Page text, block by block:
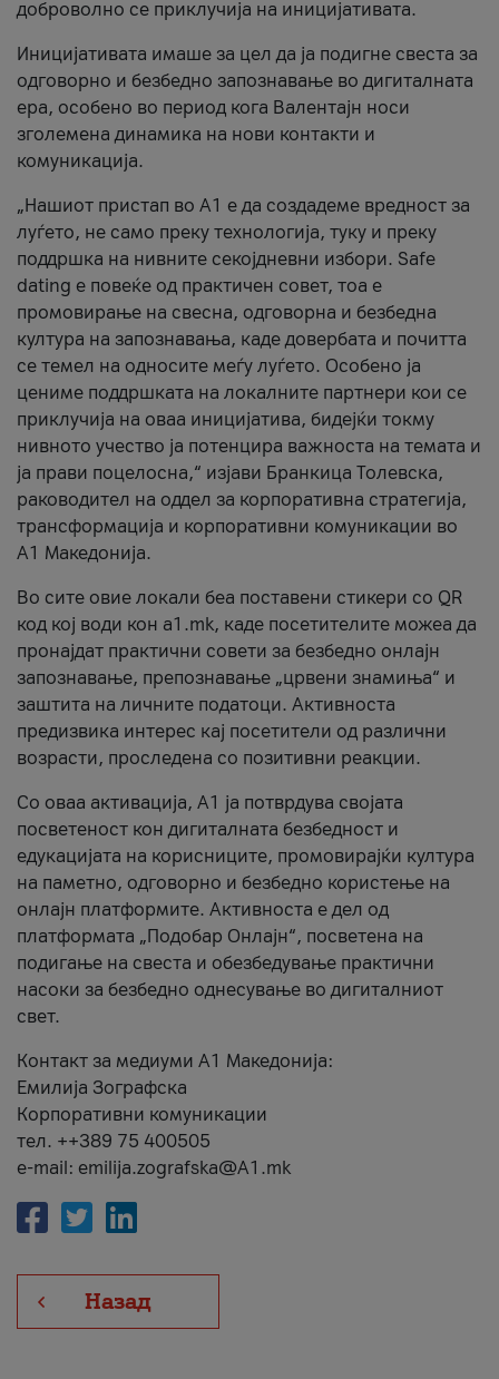
доброволно се приклучија на иницијативата.
Иницијативата имаше за цел да ја подигне свеста за
одговорно и безбедно запознавање во дигиталната
ера, особено во период кога Валентајн носи
зголемена динамика на нови контакти и
комуникација.
„Нашиот пристап во А1 е да создадеме вредност за
луѓето, не само преку технологија, туку и преку
поддршка на нивните секојдневни избори. Safe
dating е повеќе од практичен совет, тоа е
промовирање на свесна, одговорна и безбедна
култура на запознавања, каде довербата и почитта
се темел на односите меѓу луѓето. Особено ја
цениме поддршката на локалните партнери кои се
приклучија на оваа иницијатива, бидејќи токму
нивното учество ја потенцира важноста на темата и
ја прави поцелосна,“ изјави Бранкица Толевска,
раководител на оддел за корпоративна стратегија,
трансформација и корпоративни комуникации во
А1 Македонија.
Во сите овие локали беа поставени стикери со QR
код кој води кон a1.mk, каде посетителите можеа да
пронајдат практични совети за безбедно онлајн
запознавање, препознавање „црвени знамиња“ и
заштита на личните податоци. Активноста
предизвика интерес кај посетители од различни
возрасти, проследена со позитивни реакции.
Со оваа активација, А1 ја потврдува својата
посветеност кон дигиталната безбедност и
едукацијата на корисниците, промовирајќи култура
на паметно, одговорно и безбедно користење на
онлајн платформите. Активноста е дел од
платформата „Подобар Онлајн“, посветена на
подигање на свеста и обезбедување практични
насоки за безбедно однесување во дигиталниот
свет.
Контакт за медиуми А1 Македонија:
Емилија Зографска
Корпоративни комуникации
тел. ++389 75 400505
e-mail: emilija.zografska@A1.mk
Назад